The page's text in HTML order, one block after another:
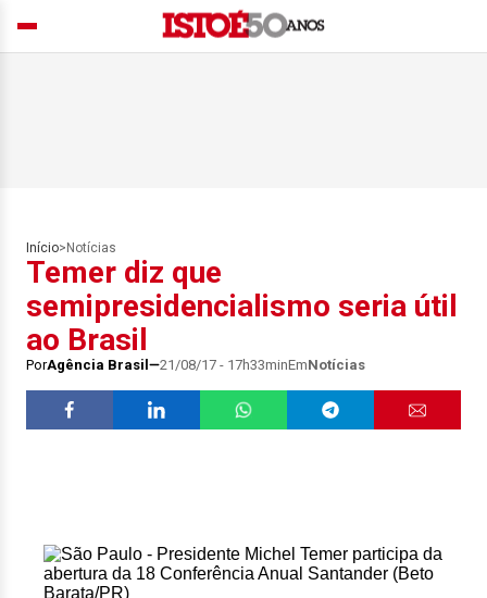
Início> Notícias
Temer diz que
semipresidencialismo seria útil
ao Brasil
PorAgência Brasil 21/08/17 - 17h33minEmNotícias